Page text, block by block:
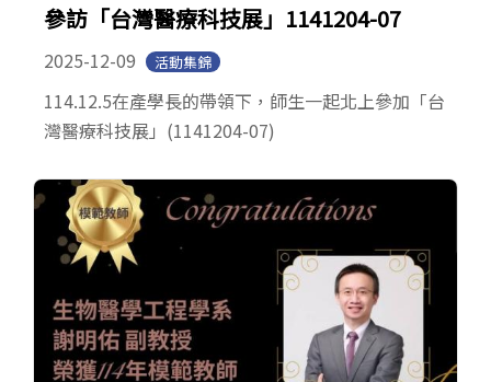
參訪「台灣醫療科技展」1141204-07
2025-12-09 活動集錦
114.12.5在產學長的帶領下，師生一起北上參加「台
灣醫療科技展」(1141204-07)